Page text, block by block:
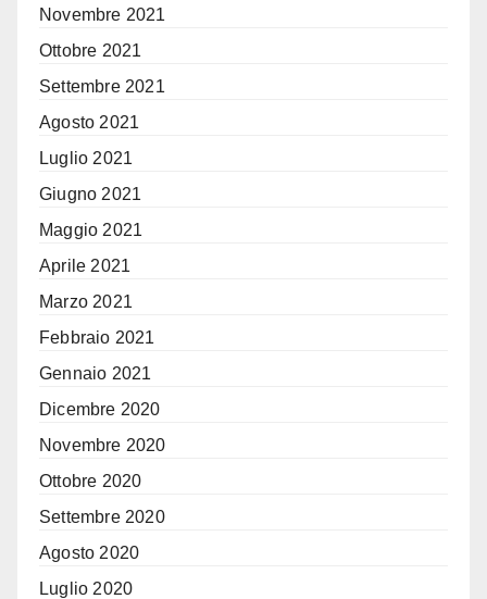
Novembre 2021
Ottobre 2021
Settembre 2021
Agosto 2021
Luglio 2021
Giugno 2021
Maggio 2021
Aprile 2021
Marzo 2021
Febbraio 2021
Gennaio 2021
Dicembre 2020
Novembre 2020
Ottobre 2020
Settembre 2020
Agosto 2020
Luglio 2020